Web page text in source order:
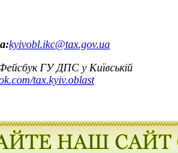
kyivobl.ikc@tax.gov.ua
ГУ ДПС у Київській
tax.kyiv.oblast